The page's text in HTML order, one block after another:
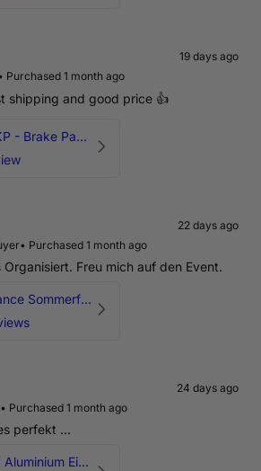
19 days ago
Purchased 1 month ago
shipping and good price 👍
DB15030XP - Brake Pads Xtreme Performance | Front Axle
22 days ago
• Purchased 1 month ago
Organisiert. Freu mich auf den Event.
HPerformance Sommerfest 2026
24 days ago
• Purchased 1 month ago
perfekt ...
MQB Billet Aluminium Einsatz Drehmomentstütze - DOGBONE für Audi RS3, TTRS, RSQ3